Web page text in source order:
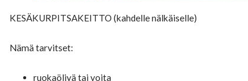
KESÄKURPITSAKEITTO (kahdelle nälkäiselle)
Nämä tarvitset:
ruokaöljyä tai voita